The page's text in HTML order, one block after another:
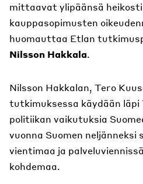
mittaavat ylipäänsä
kauppasopimusten
huomauttaa Etlan
Nilsson Hakkala.
Nilsson Hakkalan, Tero
tutkimuksessa käydään läpi
politiikan vaikutuksia
vuonna Suomen
vientimaa ja
kohdemaa.